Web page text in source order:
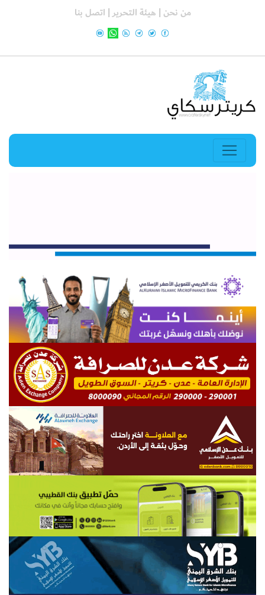
من نحن | هيئة التحرير | اتصل بنا